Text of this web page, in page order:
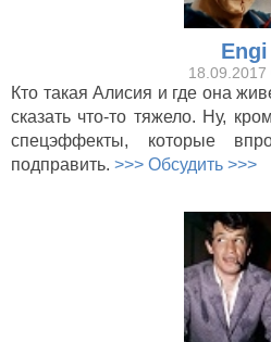
Engi
18.09.2017
Кто такая Алисия и где она
сказать что-то тяжело. Ну,
спецэффекты, которые
подправить. >>> Обсудить >>>